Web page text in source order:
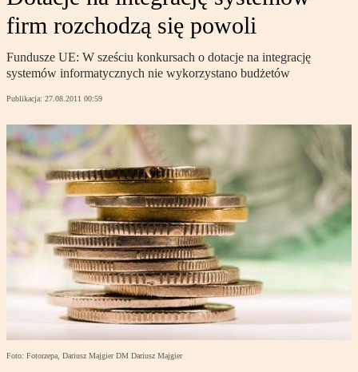
firm rozchodzą się powoli
Fundusze UE: W sześciu konkursach o dotacje na integrację
systemów informatycznych nie wykorzystano budżetów
Publikacja: 27.08.2011 00:59
Foto: Fotorzepa, Dariusz Majgier DM Dariusz Majgier